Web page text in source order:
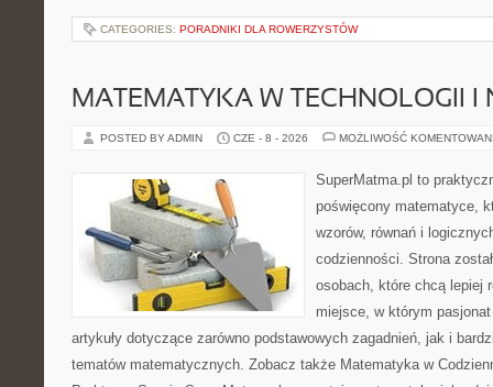
CATEGORIES: PORADNIKI DLA ROWERZYSTÓW
MATEMATYKA W TECHNOLOGII I
POSTED BY ADMIN CZE - 8 - 2026 MOŻLIWOŚĆ
SuperMatma.pl to
poświęcony matematyce,
wzorów, równań i
codzienności. Strona
osobach, które chcą lepiej
miejsce, w którym
artykuły dotyczące zarówno podstawowych zagadnień, jak i
tematów matematycznych. Zobacz także Matematyka w